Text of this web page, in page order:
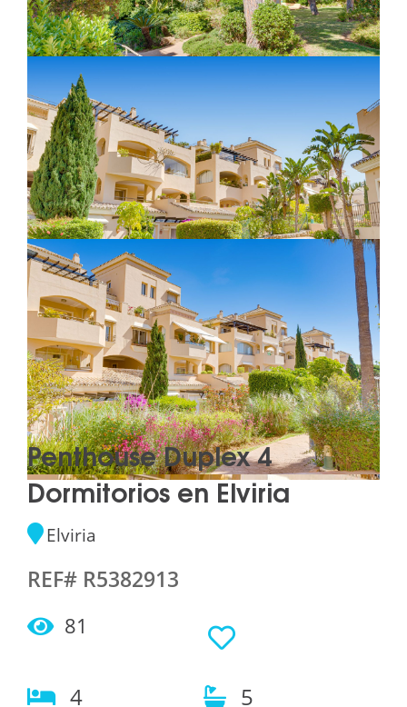
Penthouse Duplex 4
Dormitorios en Elviria
Elviria
REF# R5382913
81
4 5